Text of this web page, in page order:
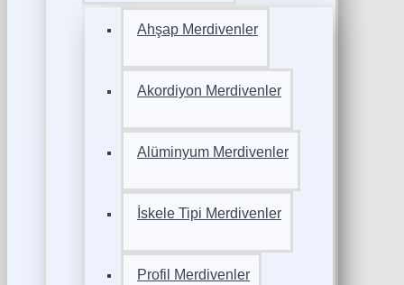
Ahşap Merdivenler
Akordiyon Merdivenler
Alüminyum Merdivenler
İskele Tipi Merdivenler
Profil Merdivenler